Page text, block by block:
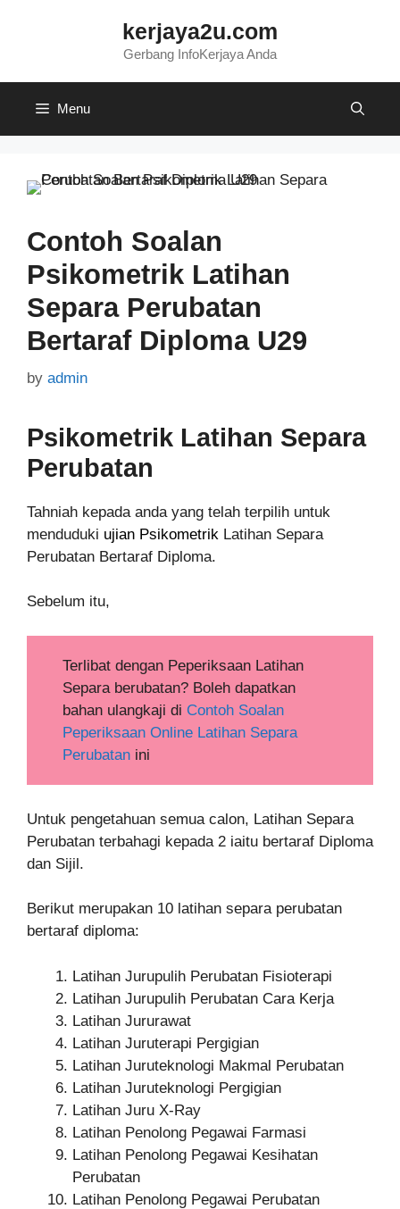
kerjaya2u.com
Gerbang InfoKerjaya Anda
Menu
Contoh Soalan
Psikometrik Latihan
Separa Perubatan
Bertaraf Diploma U29
by admin
Psikometrik Latihan Separa
Perubatan
Tahniah kepada anda yang telah terpilih untuk
menduduki ujian Psikometrik Latihan Separa
Perubatan Bertaraf Diploma.
Sebelum itu,
Terlibat dengan Peperiksaan Latihan
Separa berubatan? Boleh dapatkan
bahan ulangkaji diContoh Soalan
Peperiksaan Online Latihan Separa
Perubatan ini
Untuk pengetahuan semua calon, Latihan Separa
Perubatan terbahagi kepada 2 iaitu bertaraf Diploma
dan Sijil.
Berikut merupakan 10 latihan separa perubatan
bertaraf diploma:
Latihan Jurupulih Perubatan Fisioterapi
Latihan Jurupulih Perubatan Cara Kerja
Latihan Jururawat
Latihan Juruterapi Pergigian
Latihan Juruteknologi Makmal Perubatan
Latihan Juruteknologi Pergigian
Latihan Juru X-Ray
Latihan Penolong Pegawai Farmasi
Latihan Penolong Pegawai Kesihatan
Perubatan
Latihan Penolong Pegawai Perubatan